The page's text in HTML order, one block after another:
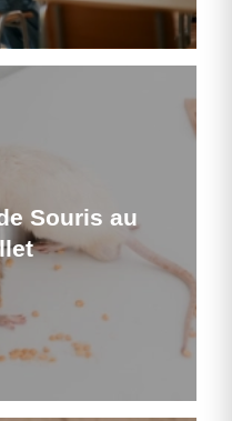
Souris au